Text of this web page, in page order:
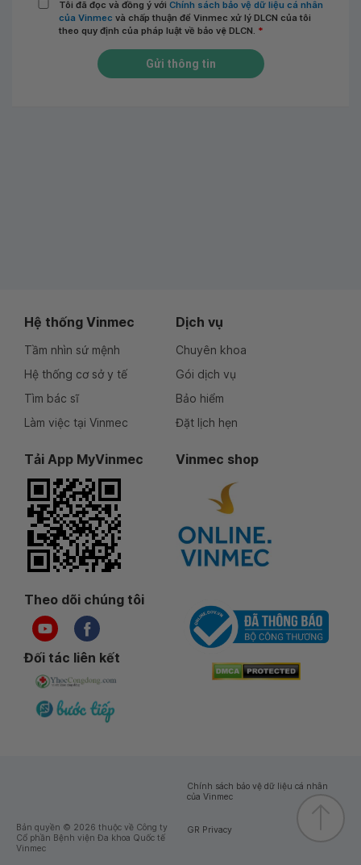
Tôi đã đọc và đồng ý với Chính sách bảo vệ dữ liệu cá nhân
của Vinmec và chấp thuận để Vinmec xử lý DLCN của tôi
theo quy định của pháp luật về bảo vệ DLCN. *
Gửi thông tin
Hệ thống Vinmec
Tầm nhìn sứ mệnh
Hệ thống cơ sở y tế
Tìm bác sĩ
Làm việc tại Vinmec
Dịch vụ
Chuyên khoa
Gói dịch vụ
Bảo hiểm
Đặt lịch hẹn
Tải App MyVinmec Vinmec shop
Theo dõi chúng tôi
Đối tác liên kết
Bản quyền © 2026 thuộc về Công ty
Cổ phần Bệnh viện Đa khoa Quốc tế
Vinmec
Chính sách bảo vệ dữ liệu cá nhân
của Vinmec
GR Privacy